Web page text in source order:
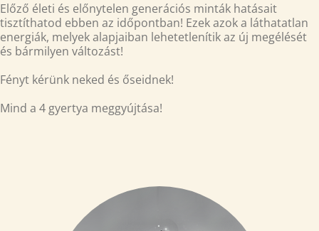
Előző életi és előnytelen generációs minták hatásait
tisztíthatod ebben az időpontban! Ezek azok a láthatatlan
energiák, melyek alapjaiban lehetetlenítik az új megélését
és bármilyen változást!
Fényt kérünk neked és őseidnek!
Mind a 4 gyertya meggyújtása!